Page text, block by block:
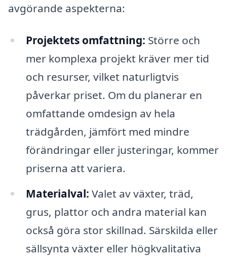
avgörande aspekterna:
Projektets omfattning: Större och
mer komplexa projekt kräver mer tid
och resurser, vilket naturligtvis
påverkar priset. Om du planerar en
omfattande omdesign av hela
trädgården, jämfört med mindre
förändringar eller justeringar, kommer
priserna att variera.
Materialval: Valet av växter, träd,
grus, plattor och andra material kan
också göra stor skillnad. Särskilda eller
sällsynta växter eller högkvalitativa